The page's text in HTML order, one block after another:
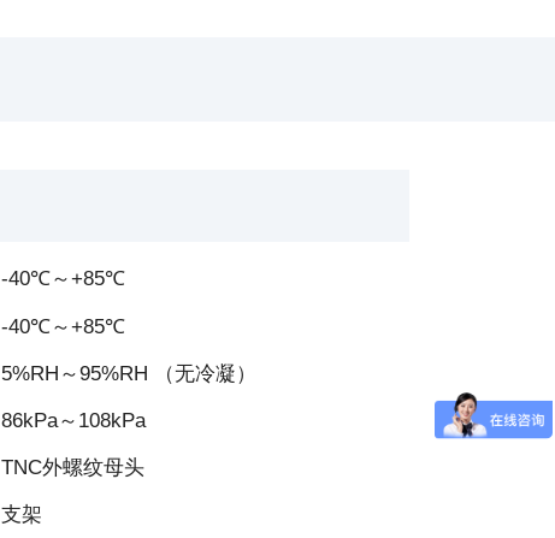
-40℃～+85℃
-40℃～+85℃
5%RH～95%RH （无冷凝）
86kPa～108kPa
TNC外螺纹母头
支架